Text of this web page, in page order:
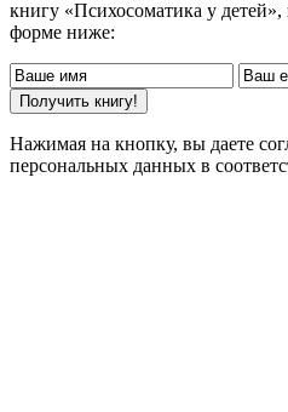
книгу «Психосоматика у
форме ниже:
Нажимая на кнопку, вы даете
персональных данных в